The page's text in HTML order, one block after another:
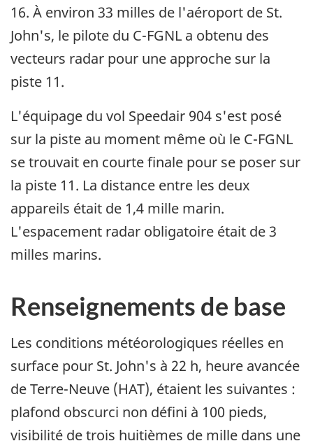
16. À environ 33 milles de l'aéroport de St.
John's, le pilote du C-FGNL a obtenu des
vecteurs radar pour une approche sur la
piste 11.
L'équipage du vol Speedair 904 s'est posé
sur la piste au moment même où le C-FGNL
se trouvait en courte finale pour se poser sur
la piste 11. La distance entre les deux
appareils était de 1,4 mille marin.
L'espacement radar obligatoire était de 3
milles marins.
Renseignements de base
Les conditions météorologiques réelles en
surface pour St. John's à 22 h, heure avancée
de Terre-Neuve (HAT), étaient les suivantes :
plafond obscurci non défini à 100 pieds,
visibilité de trois huitièmes de mille dans une